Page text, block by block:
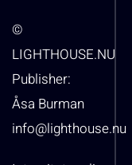
©
LIGHTHOUSE.NU
Publisher:
Åsa Burman
info@lighthouse.nu